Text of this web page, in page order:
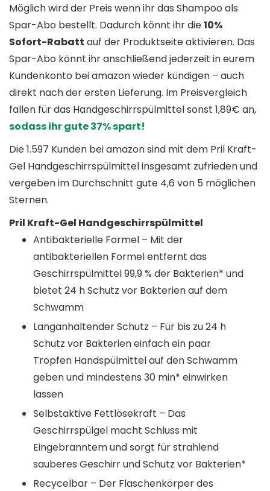
Möglich wird der Preis wenn ihr das Shampoo als
Spar-Abo bestellt. Dadurch könnt ihr die10%
Sofort-Rabatt auf der Produktseite aktivieren. Das
Spar-Abo könnt ihr anschließend jederzeit in eurem
Kundenkonto bei amazon wieder kündigen – auch
direkt nach der ersten Lieferung. Im Preisvergleich
fallen für das Handgeschirrspülmittel sonst 1,89€ an,
sodass ihr gute 37% spart!
Die 1.597 Kunden bei amazon sind mit dem Pril Kraft-
Gel Handgeschirrspülmittel insgesamt zufrieden und
vergeben im Durchschnitt gute 4,6 von 5 möglichen
Sternen.
Pril Kraft-Gel Handgeschirrspülmittel
Antibakterielle Formel – Mit der
antibakteriellen Formel entfernt das
Geschirrspülmittel 99,9 % der Bakterien* und
bietet 24 h Schutz vor Bakterien auf dem
Schwamm
Langanhaltender Schutz – Für bis zu 24 h
Schutz vor Bakterien einfach ein paar
Tropfen Handspülmittel auf den Schwamm
geben und mindestens 30 min* einwirken
lassen
Selbstaktive Fettlösekraft – Das
Geschirrspülgel macht Schluss mit
Eingebranntem und sorgt für strahlend
sauberes Geschirr und Schutz vor Bakterien*
Recycelbar – Der Flaschenkörper des